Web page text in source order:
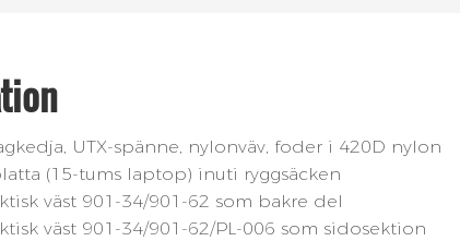
UTX-spänne, nylonväv, foder i 420D nylon
(15-tums laptop) inuti ryggsäcken
väst 901-34/901-62 som bakre del
väst 901-34/901-62/PL-006 som sidosektion